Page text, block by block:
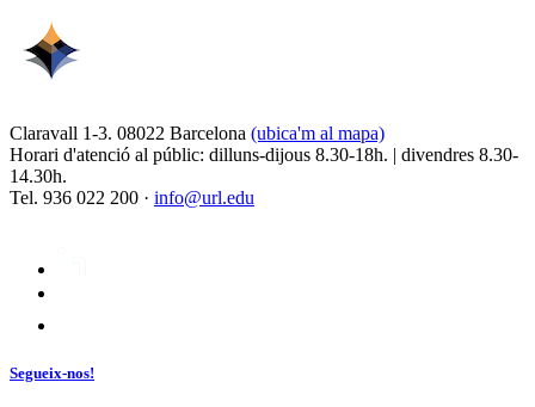
Claravall 1-3. 08022 Barcelona (ubica'm al mapa)
Horari d'atenció al públic: dilluns-dijous 8.30-18h. | divendres 8.30-
14.30h.
Tel. 936 022 200 · info@url.edu
Segueix-nos!